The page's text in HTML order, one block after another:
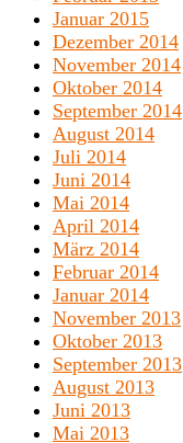
Januar 2015
Dezember 2014
November 2014
Oktober 2014
September 2014
August 2014
Juli 2014
Juni 2014
Mai 2014
April 2014
März 2014
Februar 2014
Januar 2014
November 2013
Oktober 2013
September 2013
August 2013
Juni 2013
Mai 2013